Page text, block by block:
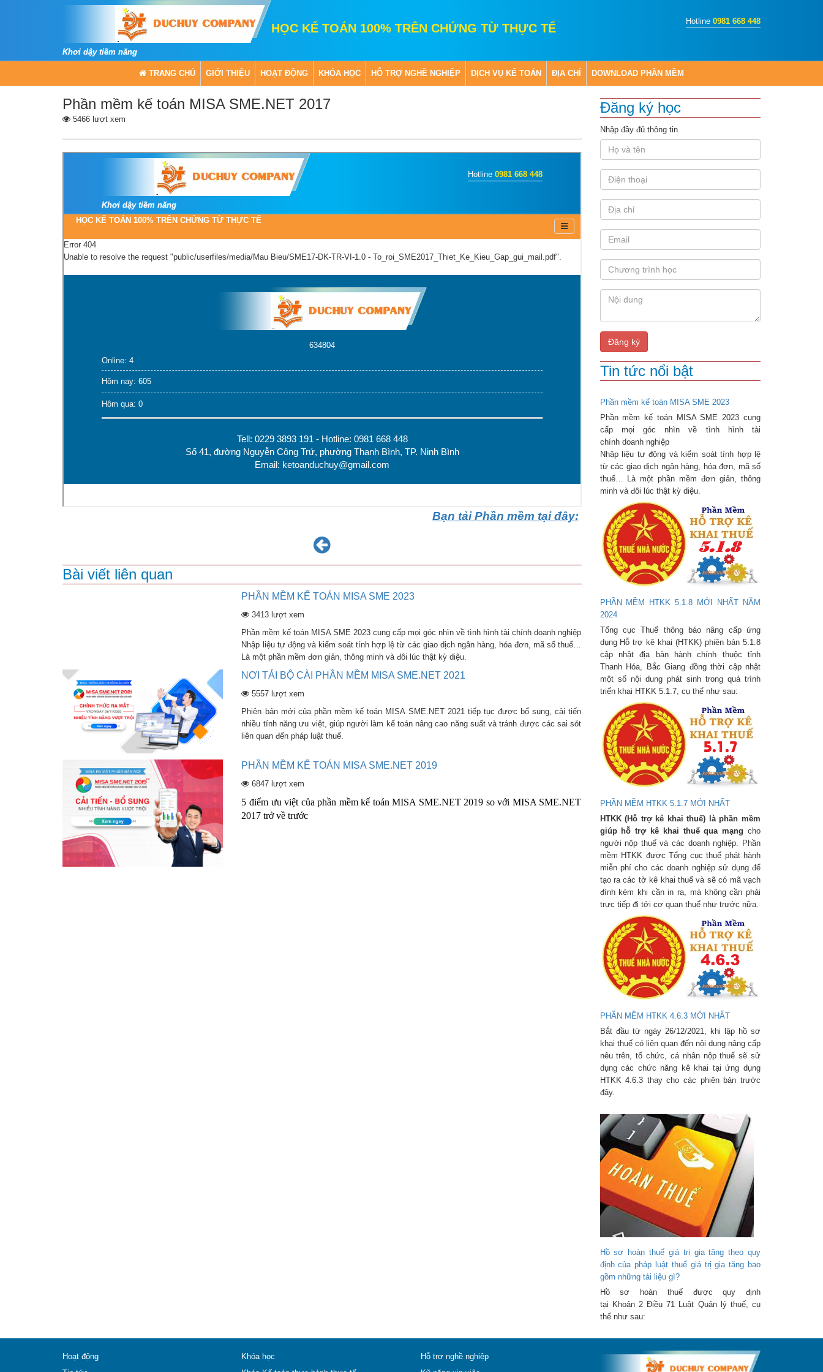
Khơi dậy tiềm năng
HỌC KẾ TOÁN 100% TRÊN CHỨNG TỪ THỰC TẾ
Hotline 0981 668 448
TRANG CHỦ GIỚI THIỆU HOẠT ĐỘNG KHÓA HỌC HỖ TRỢ NGHỀ NGHIỆP DỊCH VỤ KẾ TOÁN ĐỊA CHỈ DOWNLOAD PHẦN MỀM
Phần mềm kế toán MISA SME.NET 2017
5466 lượt xem
Bạn tải Phần mềm tại đây:
Bài viết liên quan
PHẦN MỀM KẾ TOÁN MISA SME 2023
3413 lượt xem
Phần mềm kế toán MISA SME 2023 cung cấp mọi góc nhìn về tình hình tài chính doanh nghiệp
Nhập liệu tự động và kiểm soát tính hợp lệ từ các giao dịch ngân hàng, hóa đơn, mã số thuế…
Là một phần mềm đơn giản, thông minh và đôi lúc thật kỳ diệu.
NƠI TẢI BỘ CÀI PHẦN MỀM MISA SME.NET 2021
5557 lượt xem
Phiên bản mới của phần mềm kế toán MISA SME.NET 2021 tiếp tục được bổ sung, cải tiến
nhiều tính năng ưu việt, giúp người làm kế toán nâng cao năng suất và tránh được các sai sót
liên quan đến pháp luật thuế.
PHẦN MỀM KẾ TOÁN MISA SME.NET 2019
6847 lượt xem
5 điểm ưu việt của phần mềm kế toán MISA SME.NET 2019 so với MISA SME.NET
2017 trở về trước
Đăng ký học
Nhập đầy đủ thông tin
Đăng ký
Tin tức nổi bật
Phần mềm kế toán MISA SME 2023
Phần mềm kế toán MISA SME 2023 cung
cấp mọi góc nhìn về tình hình tài
chính doanh nghiệp
Nhập liệu tự động và kiểm soát tính hợp lệ
từ các giao dịch ngân hàng, hóa đơn, mã số
thuế… Là một phần mềm đơn giản, thông
minh và đôi lúc thật kỳ diệu.
PHẦN MỀM HTKK 5.1.8 MỚI NHẤT NĂM
2024
Tổng cục Thuế thông báo nâng cấp ứng
dụng Hỗ trợ kê khai (HTKK) phiên bản 5.1.8
cập nhật địa bàn hành chính thuộc tỉnh
Thanh Hóa, Bắc Giang đồng thời cập nhật
một số nội dung phát sinh trong quá trình
triển khai HTKK 5.1.7, cụ thể như sau:
PHẦN MỀM HTKK 5.1.7 MỚI NHẤT
HTKK (Hỗ trợ kê khai thuế) là phần mềm
giúp hỗ trợ kê khai thuế qua mạng cho
người nộp thuế và các doanh nghiệp. Phần
mềm HTKK được Tổng cục thuế phát hành
miễn phí cho các doanh nghiệp sử dụng để
tạo ra các tờ kê khai thuế và sẽ có mã vạch
đính kèm khi cần in ra, mà không cần phải
trực tiếp đi tới cơ quan thuế như trước nữa.
PHẦN MỀM HTKK 4.6.3 MỚI NHẤT
Bắt đầu từ ngày 26/12/2021, khi lập hồ sơ
khai thuế có liên quan đến nội dung nâng cấp
nêu trên, tổ chức, cá nhân nộp thuế sẽ sử
dụng các chức năng kê khai tại ứng dụng
HTKK 4.6.3 thay cho các phiên bản trước
đây.
Hồ sơ hoàn thuế giá trị gia tăng theo quy
định của pháp luật thuế giá trị gia tăng bao
gồm những tài liệu gì?
Hồ sơ hoàn thuế được quy định
tại Khoản 2 Điều 71 Luật Quản lý thuế, cụ
thể như sau:
Hoạt động
Khóa học
Hỗ trợ nghề nghiệp